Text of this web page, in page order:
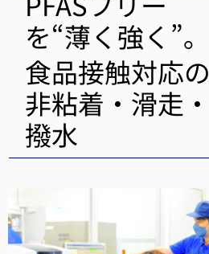
を“薄く強く”。
食品接触対応の
非粘着・滑走・
撥水